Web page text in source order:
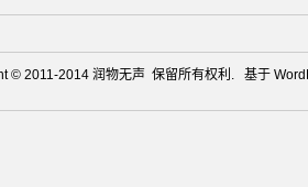
© 2011-2014 润物无声 保留所有权利. 基于